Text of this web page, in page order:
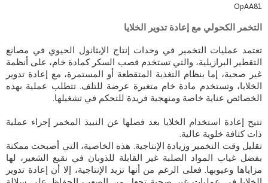
OpAA81
التخمر الكحولي مع إعادة تدوير الخلايا
تعتمد عمليات التخمير في وحدات إنتاج الإيثانول الحيوي في مصانع
التقطير البرازيلية، والتي تستخدم قصب السكر كمادة خام، على أنظمة
غير صحية، إما بنظام التغذية المتقطعة أو المستمرة، مع إعادة تدوير
الخلايا، وتستخدم مادة خام متغيرة عرضة للتلف. تتطلب عملية بهذه
الخصائص عناية خاصة ومنهجية فريدة للتحكم في تشغيلها.
تتيح إعادة استخدام الخلايا بعد فصلها عن النبيذ المخمر إجراء عملية
ذات كثافة خلوية عالية.
تقليل وقت التخمير وزيادة الإنتاجية. هذه الخاصية، التي أصبحت ممكنة
بفضل غياب المواد الصلبة غير القابلة للذوبان في نقيع الشعير، لها
مزاياها وعيوبها. فعلى الرغم من أنها تزيد الإنتاجية، إلا أن إعادة تدوير